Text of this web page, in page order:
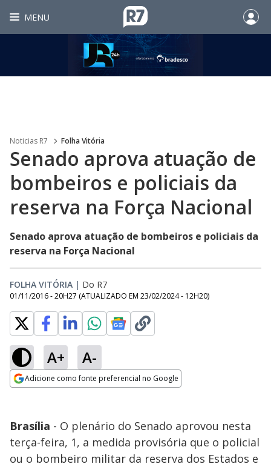
MENU
Noticias R7 Folha Vitória
Senado aprova atuação de
bombeiros e policiais da
reserva na Força Nacional
Senado aprova atuação de bombeiros e policiais da
reserva na Força Nacional
FOLHA VITÓRIA | Do R7
01/11/2016 - 20H27 (ATUALIZADO EM 23/02/2024 - 12H20)
A+ A-
Adicione como fonte preferencial no Google
Brasília - O plenário do Senado aprovou nesta
terça-feira, 1, a medida provisória que o policial
ou o bombeiro militar da reserva dos Estados e